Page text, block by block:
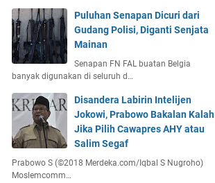
Puluhan Senapan Dicuri dari
Gudang Polisi, Diganti Senjata
Mainan
Senapan FN FAL buatan Belgia
banyak digunakan di seluruh d…
Disandera Labirin Intelijen
Jokowi, Prabowo Bakalan Kalah
Jika Pilih Cawapres AHY atau
Salim Segaf
Prabowo S (©2018 Merdeka.com/Iqbal S Nugroho)
Moslemcomm…